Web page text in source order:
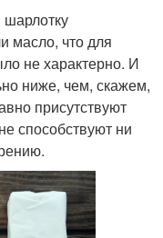
шарлотку
масло, что для
не характерно. И
ниже, чем, скажем,
присутствуют
способствуют ни